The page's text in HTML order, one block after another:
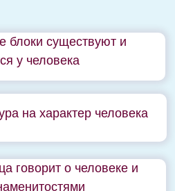
блоки существуют и
у человека
на характер человека
говорит о человеке и